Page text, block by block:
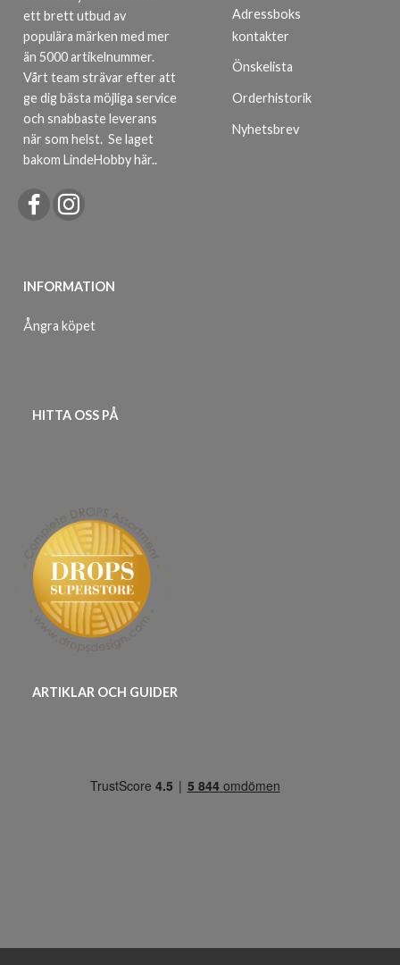
ett brett utbud av
populära märken med mer
än 5000 artikelnummer.
Vårt team strävar efter att
ge dig bästa möjliga service
och snabbaste leverans
när som helst. Se laget
bakom LindeHobby här..
INFORMATION
Ångra köpet
Adressboks
kontakter
Önskelista
Orderhistorik
Nyhetsbrev
HITTA OSS PÅ
ARTIKLAR OCH GUIDER